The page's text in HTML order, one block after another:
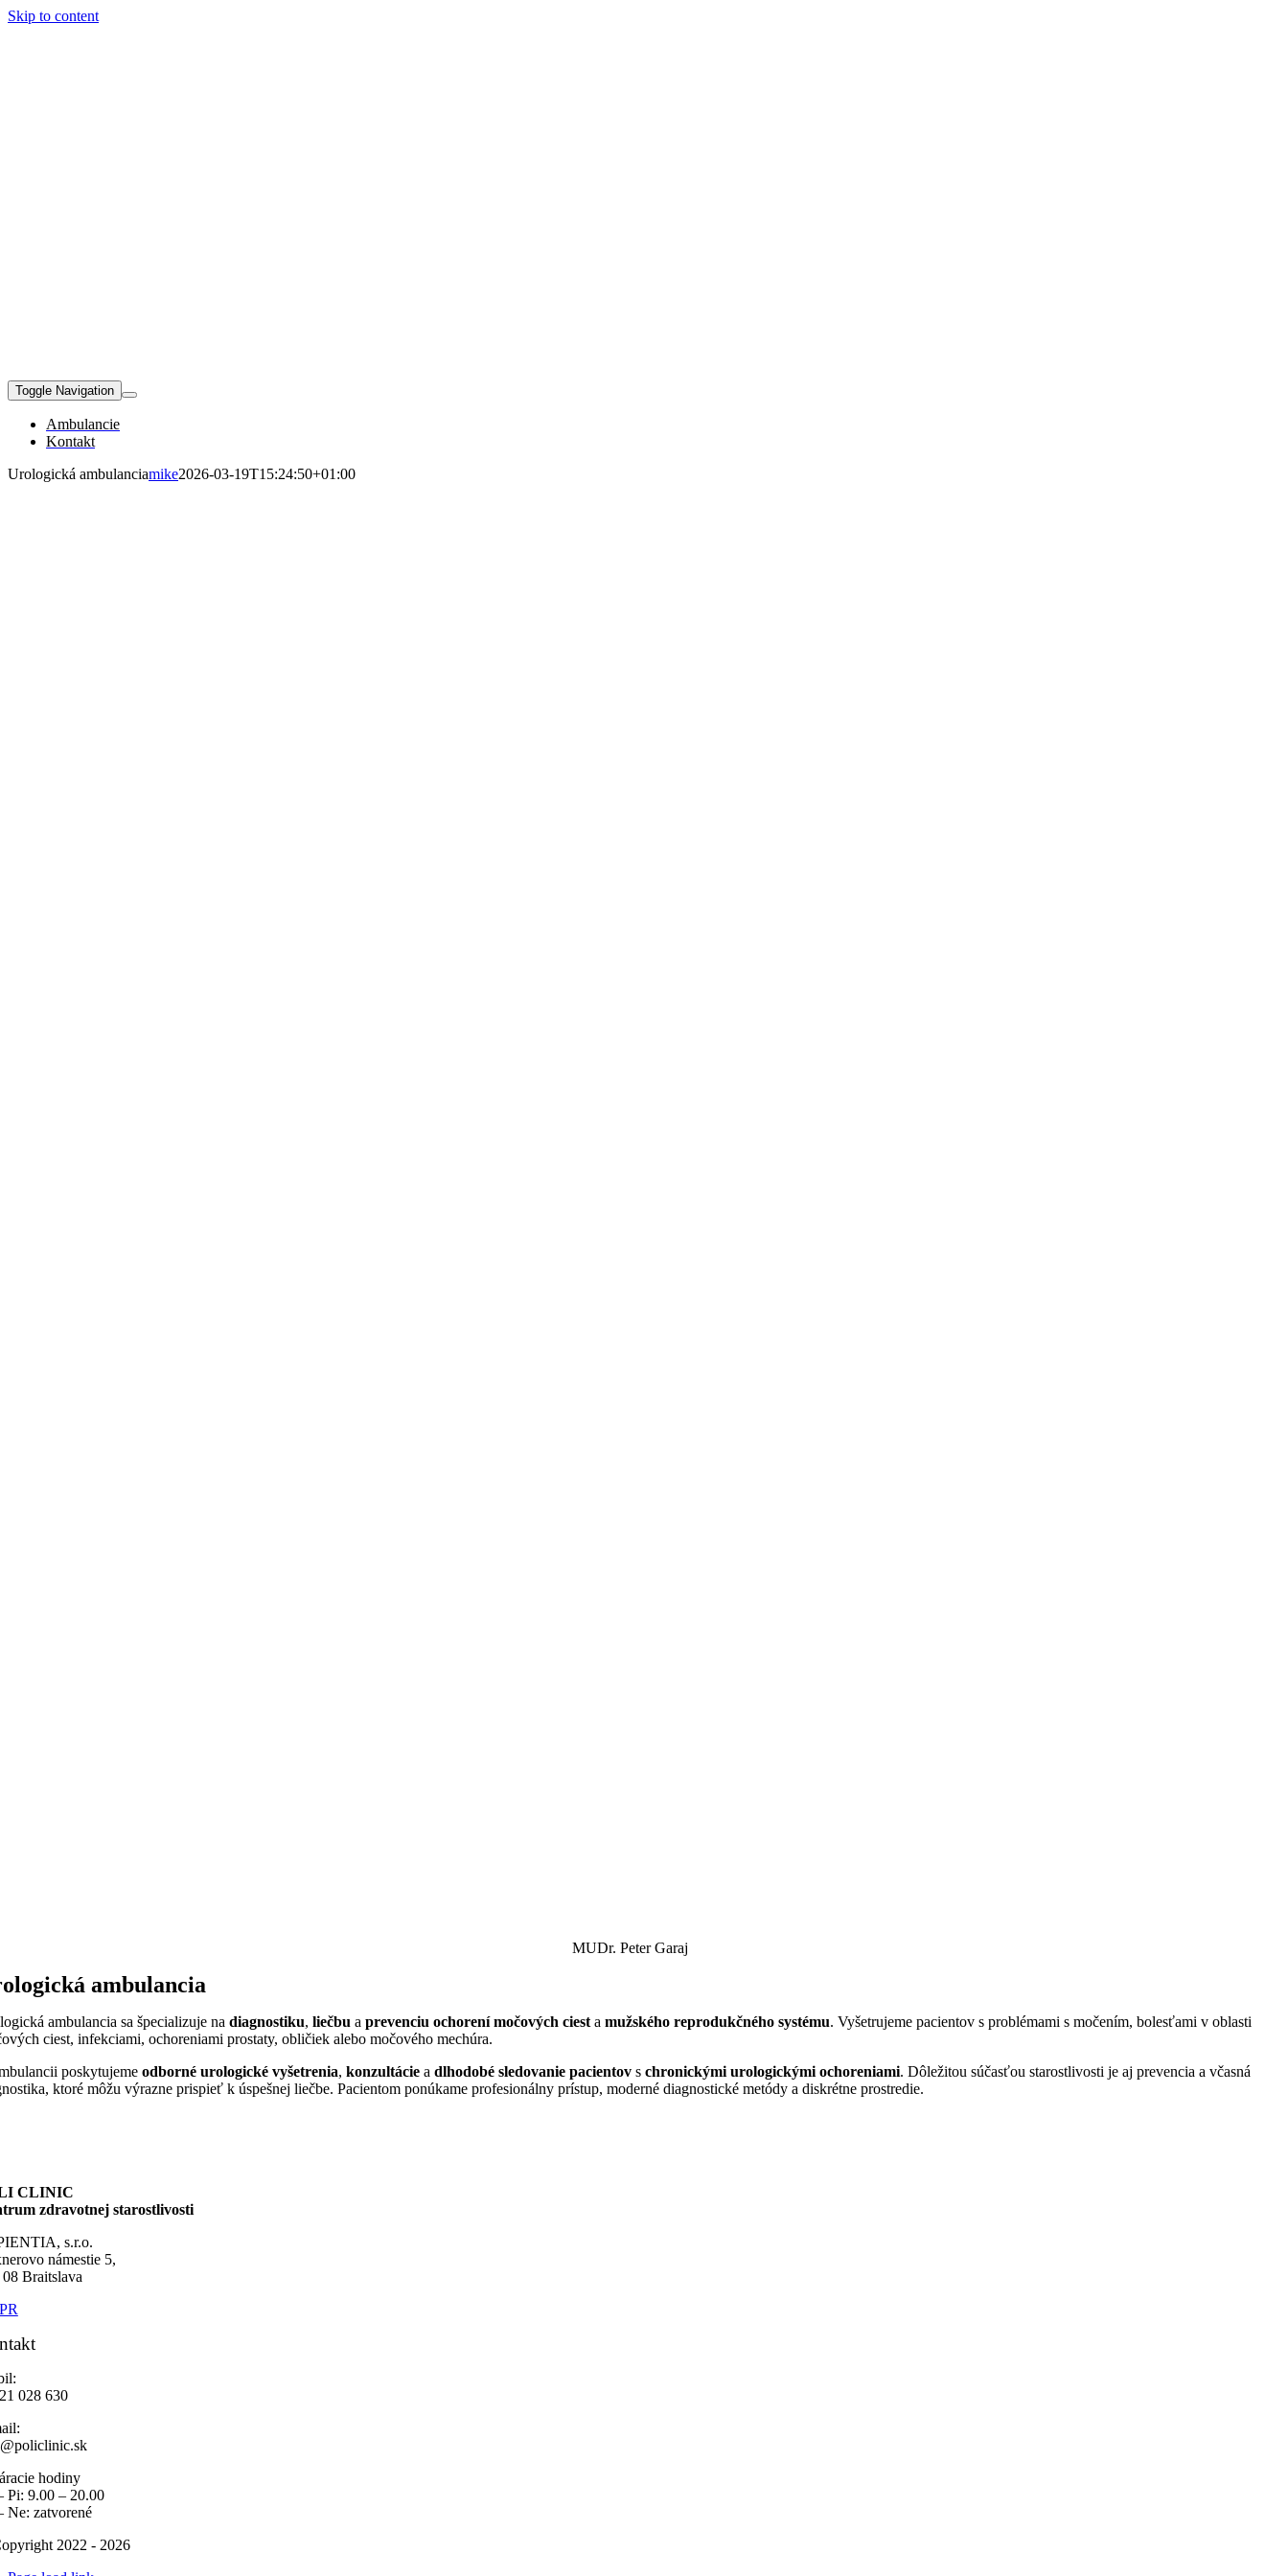
Skip to content
Toggle Navigation
Ambulancie
Kontakt
Urologická ambulanciamike2026-03-19T15:24:50+01:00
MUDr. Peter Garaj
ambulancia
ambulancia sa špecializuje na diagnostiku, liečbu a prevenciu ochorení močových ciesta mužského reprodukčného systému. Vyšetrujeme pacientov s problémami s močením, bolesťami v oblasti
ciest, infekciami, ochoreniami prostaty, obličiek alebo močového mechúra.
poskytujeme odborné urologické vyšetrenia, konzultáciea dlhodobé sledovanie pacientovs chronickými urologickými ochoreniami. Dôležitou súčasťou starostlivosti je aj prevencia a včasná
ktoré môžu výrazne prispieť k úspešnej liečbe. Pacientom ponúkame profesionálny prístup, moderné diagnostické metódy a diskrétne prostredie.
CLINIC
zdravotnej starostlivosti
s.r.o.
námestie 5,
Braitslava
028 630
hodiny
Pi: 9.00 – 20.00
Ne: zatvorené
2022 - 2026